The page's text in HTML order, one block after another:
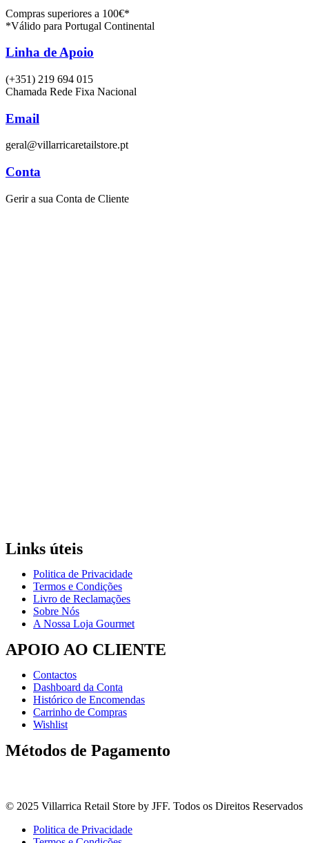
Compras superiores a 100€*
*Válido para Portugal Continental
Linha de Apoio
(+351) 219 694 015
Chamada Rede Fixa Nacional
Email
geral@villarricaretailstore.pt
Conta
Gerir a sua Conta de Cliente
Links úteis
Politica de Privacidade
Termos e Condições
Livro de Reclamações
Sobre Nós
A Nossa Loja Gourmet
APOIO AO CLIENTE
Contactos
Dashboard da Conta
Histórico de Encomendas
Carrinho de Compras
Wishlist
Métodos de Pagamento
© 2025 Villarrica Retail Store by JFF. Todos os Direitos Reservados
Politica de Privacidade